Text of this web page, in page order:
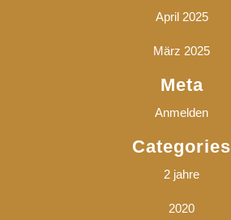
April 2025
März 2025
Meta
Anmelden
Categories
2 jahre
2020